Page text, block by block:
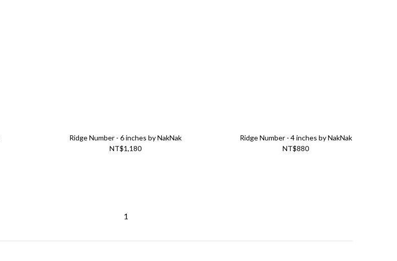
Ridge Number - 6 inches by NakNak
NT$1,180
Ridge Number - 4 inches by NakNak
NT$880
1